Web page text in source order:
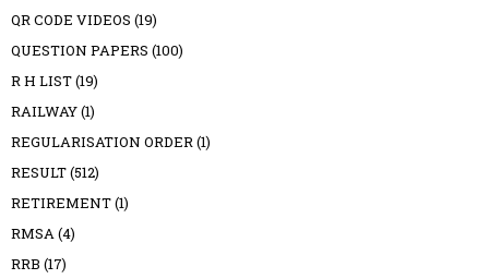
QR CODE VIDEOS (19)
QUESTION PAPERS (100)
R H LIST(19)
RAILWAY(1)
REGULARISATION ORDER(1)
RESULT(512)
RETIREMENT(1)
RMSA(4)
RRB (17)